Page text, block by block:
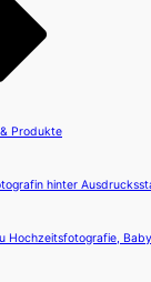
Produkte
hinter
Hochzeitsfotografie,